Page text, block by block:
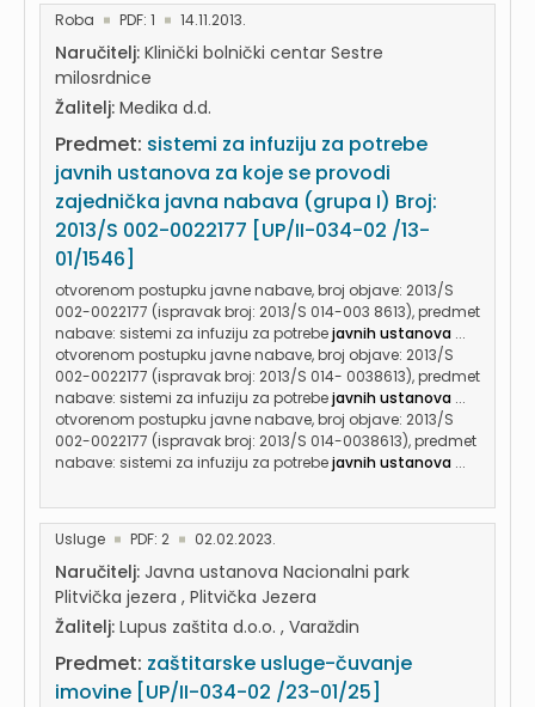
Roba PDF: 1 14.11.2013.
Naručitelj: Klinički bolnički centar Sestre
milosrdnice
Žalitelj: Medika d.d.
Predmet: sistemi za infuziju za potrebe
javnih ustanova za koje se provodi
zajednička javna nabava (grupa I) Broj:
2013/S 002-0022177 [UP/II-034-02 /13-
01/1546]
otvorenom postupku javne nabave, broj objave: 2013/S
002-0022177 (ispravak broj: 2013/S 014-003 8613), predmet
nabave: sistemi za infuziju za potrebejavnih ustanova ...
otvorenom postupku javne nabave, broj objave: 2013/S
002-0022177 (ispravak broj: 2013/S 014- 0038613), predmet
nabave: sistemi za infuziju za potrebejavnih ustanova ...
otvorenom postupku javne nabave, broj objave: 2013/S
002-0022177 (ispravak broj: 2013/S 014-0038613), predmet
nabave: sistemi za infuziju za potrebejavnih ustanova ...
Usluge PDF: 2 02.02.2023.
Naručitelj: Javna ustanova Nacionalni park
Plitvička jezera , Plitvička Jezera
Žalitelj: Lupus zaštita d.o.o. , Varaždin
Predmet: zaštitarske usluge-čuvanje
imovine [UP/II-034-02 /23-01/25]